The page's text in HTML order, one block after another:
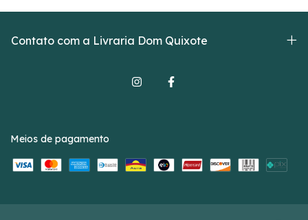
Contato com a Livraria Dom Quixote
Meios de pagamento